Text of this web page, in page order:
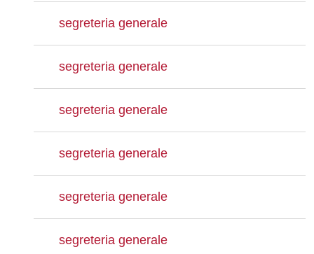
segreteria generale
segreteria generale
segreteria generale
segreteria generale
segreteria generale
segreteria generale